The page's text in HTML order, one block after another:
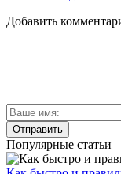
Добавить
Популярные статьи